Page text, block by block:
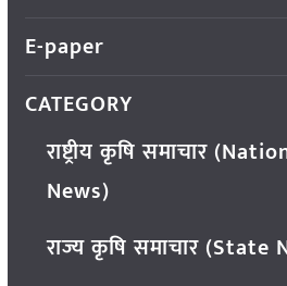
E-paper
CATEGORY
राष्ट्रीय कृषि समाचार
News)
राज्य कृषि समाचार (State